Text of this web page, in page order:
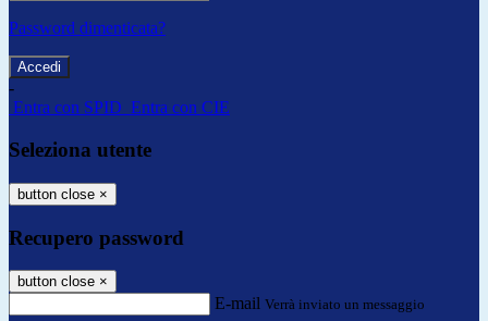
Password dimenticata?
-
Entra con SPID Entra con CIE
Seleziona utente
button close ×
Recupero password
button close ×
E-mail Verrà inviato un messaggio